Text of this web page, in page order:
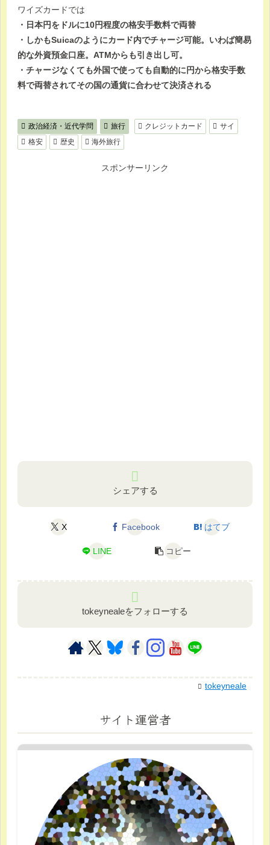
ワイズカードでは
・日本円をドルに10円程度の格安手数料で両替
・しかもSuicaのようにカード内でチャージ可能。いわば簡易
的な外資預金口座。ATMからも引き出し可。
・チャージなくても外国で使っても自動的に円から格安手数
料で両替されてその国の通貨に合わせて決済される
政治経済・近代学問 旅行 クレジットカード
サイ
格安
歴史 海外旅行
スポンサーリンク
シェアする
X Facebook はてブ
LINE コピー
tokeynealeをフォローする
tokeyneale
サイト運営者